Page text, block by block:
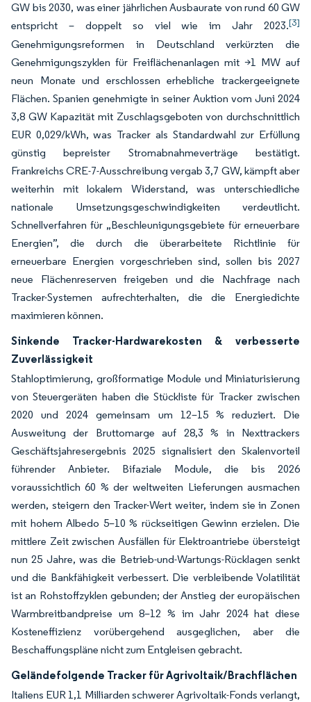
GW bis 2030, was einer jährlichen Ausbaurate von rund 60 GW
entspricht – doppelt so viel wie im Jahr 2023.[3]
Genehmigungsreformen in Deutschland verkürzten die
Genehmigungszyklen für Freiflächenanlagen mit >1 MW auf
neun Monate und erschlossen erhebliche trackergeeignete
Flächen. Spanien genehmigte in seiner Auktion vom Juni 2024
3,8 GW Kapazität mit Zuschlagsgeboten von durchschnittlich
EUR 0,029/kWh, was Tracker als Standardwahl zur Erfüllung
günstig bepreister Stromabnahmeverträge bestätigt.
Frankreichs CRE-7-Ausschreibung vergab 3,7 GW, kämpft aber
weiterhin mit lokalem Widerstand, was unterschiedliche
nationale Umsetzungsgeschwindigkeiten verdeutlicht.
Schnellverfahren für „Beschleunigungsgebiete für erneuerbare
Energien”, die durch die überarbeitete Richtlinie für
erneuerbare Energien vorgeschrieben sind, sollen bis 2027
neue Flächenreserven freigeben und die Nachfrage nach
Tracker-Systemen aufrechterhalten, die die Energiedichte
maximieren können.
Sinkende Tracker-Hardwarekosten & verbesserte
Zuverlässigkeit
Stahloptimierung, großformatige Module und Miniaturisierung
von Steuergeräten haben die Stückliste für Tracker zwischen
2020 und 2024 gemeinsam um 12–15 % reduziert. Die
Ausweitung der Bruttomarge auf 28,3 % in Nexttrackers
Geschäftsjahresergebnis 2025 signalisiert den Skalenvorteil
führender Anbieter. Bifaziale Module, die bis 2026
voraussichtlich 60 % der weltweiten Lieferungen ausmachen
werden, steigern den Tracker-Wert weiter, indem sie in Zonen
mit hohem Albedo 5–10 % rückseitigen Gewinn erzielen. Die
mittlere Zeit zwischen Ausfällen für Elektroantriebe übersteigt
nun 25 Jahre, was die Betrieb-und-Wartungs-Rücklagen senkt
und die Bankfähigkeit verbessert. Die verbleibende Volatilität
ist an Rohstoffzyklen gebunden; der Anstieg der europäischen
Warmbreitbandpreise um 8–12 % im Jahr 2024 hat diese
Kosteneffizienz vorübergehend ausgeglichen, aber die
Beschaffungspläne nicht zum Entgleisen gebracht.
Geländefolgende Tracker für Agrivoltaik/Brachflächen
Italiens EUR 1,1 Milliarden schwerer Agrivoltaik-Fonds verlangt,